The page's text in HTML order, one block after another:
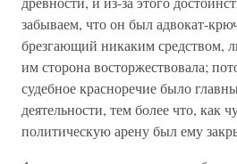
за­бываем, что он был адвокат-
брезгающий никаким средством,
им сторона вос­торжествовала;
судебное красноречие было
деятельности, тем более что, как
политическую арену был ему